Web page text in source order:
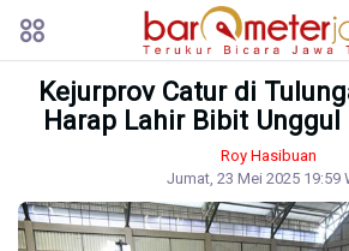
Kejurprov Catur di
Harap Lahir Bibit Unggul
Roy Hasibuan
Jumat, 23 Mei 2025 19:59